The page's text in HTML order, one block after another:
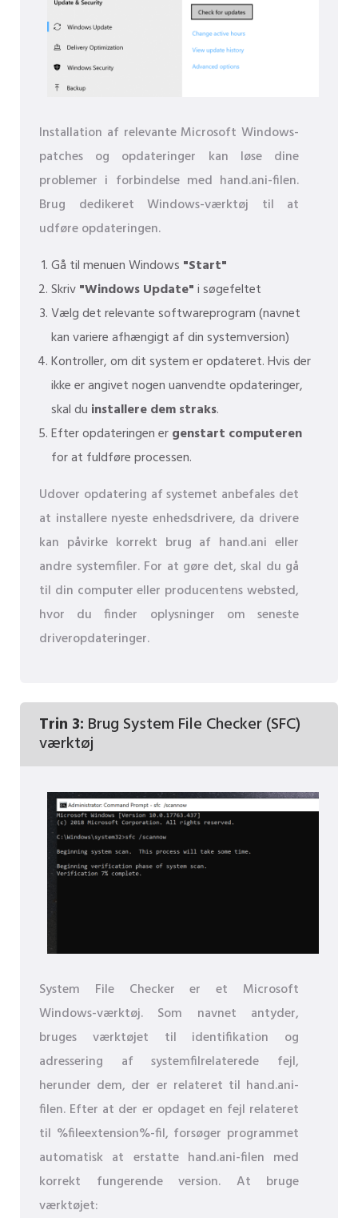
Installation af relevante Microsoft Windows-
patches og opdateringer kan løse dine
problemer i forbindelse med hand.ani-filen.
Brug dedikeret Windows-værktøj til at
udføre opdateringen.
Gå til menuen Windows "Start"
Skriv"Windows Update"i søgefeltet
Vælg det relevante softwareprogram (navnet
kan variere afhængigt af din systemversion)
Kontroller, om dit system er opdateret. Hvis der
ikke er angivet nogen uanvendte opdateringer,
skal du installere dem straks.
Efter opdateringen ergenstart computeren
for at fuldføre processen.
Udover opdatering af systemet anbefales det
at installere nyeste enhedsdrivere, da drivere
kan påvirke korrekt brug af hand.ani eller
andre systemfiler. For at gøre det, skal du gå
til din computer eller producentens websted,
hvor du finder oplysninger om seneste
driveropdateringer.
Trin 3: Brug System File Checker (SFC)
værktøj
System File Checker er et Microsoft
Windows-værktøj. Som navnet antyder,
bruges værktøjet til identifikation og
adressering af systemfilrelaterede fejl,
herunder dem, der er relateret til hand.ani-
filen. Efter at der er opdaget en fejl relateret
til %fileextension%-fil, forsøger programmet
automatisk at erstatte hand.ani-filen med
korrekt fungerende version. At bruge
værktøjet: